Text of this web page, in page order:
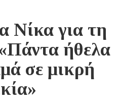
Νίκα για τη
ήθελα
σε μικρή